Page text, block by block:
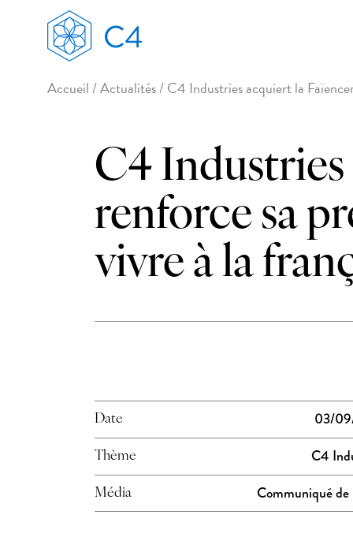
Accueil/Actualités/C4 Industries acquiert la
C4
renforce sa
vivre à la
Date 03/
Thème C4
Média Communiqué de